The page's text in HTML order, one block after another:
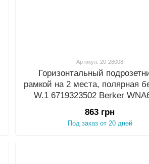
Артикул: 20-28008
Горизонтальный
рамкой на 2 места, полярная
W.1 6719323502 Berker
863 грн
Под заказ от 20 дней